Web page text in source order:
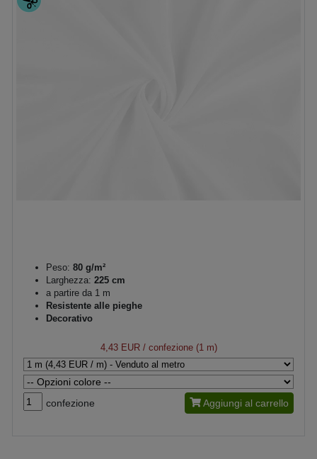
Peso: 80 g/m²
Larghezza: 225 cm
a partire da 1 m
Resistente alle pieghe
Decorativo
4,43 EUR/ confezione (1 m)
confezione Aggiungi al carrello